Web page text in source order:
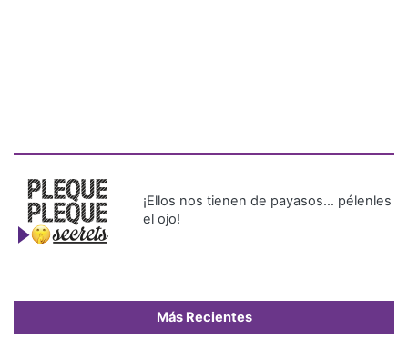
¡Ellos nos tienen de payasos… pélenles
el ojo!
Más Recientes